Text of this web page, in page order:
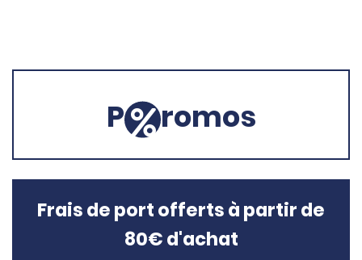
P romos
Frais de port offerts à partir de
80€ d'achat